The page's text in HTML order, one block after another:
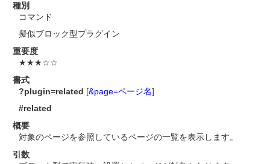
種別
コマンド
擬似ブロック型プラグイン
重要度
★★★☆☆
書式
?plugin=related [&page=ページ名]
#related
概要
対象のページを参照しているページの一覧を表示します。
引数